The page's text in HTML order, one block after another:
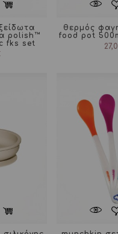
polish™
fks set
θερμός
food pot